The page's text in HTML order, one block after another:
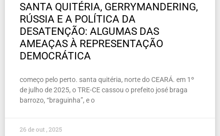
SANTA QUITÉRIA, GERRYMANDERING,
RÚSSIA E A POLÍTICA DA
DESATENÇÃO: ALGUMAS DAS
AMEAÇAS À REPRESENTAÇÃO
DEMOCRÁTICA
começo pelo perto. santa quitéria, norte do CEARÁ. em 1º
de julho de 2025, o TRE-CE cassou o prefeito josé braga
barrozo, “braguinha”, e o
26 de out , 2025